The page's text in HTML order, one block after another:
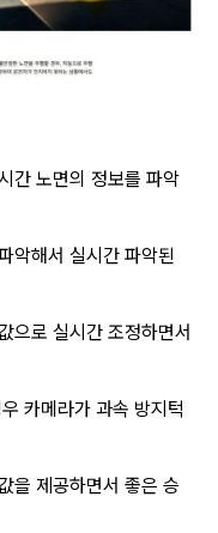
간 노면의 정보를 파악
악해서 실시간 파악된
으로 실시간 조정하면서
카메라가 과속 방지턱
을 제공하면서 좋은 승